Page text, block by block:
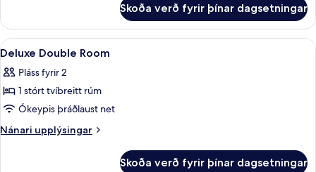
Boutique
Suite
Skoða verð fyrir þínar dagsetningar
Skoða
allar
myndir
fyrir
Deluxe
Double
Ofnæmisprófaður sængurfatnaður,
11
Deluxe Double Room
Pláss fyrir 2
1 stórt tvíbreitt rúm
Ókeypis þráðlaust net
Nánari upplýsingar
Nánari
Skoða verð fyrir þínar dagsetningar